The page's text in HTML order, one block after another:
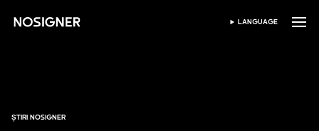
ACASĂ SELECTEAZĂ LIMBA
LANGUAGE
ȘTIRI NOSIGNER